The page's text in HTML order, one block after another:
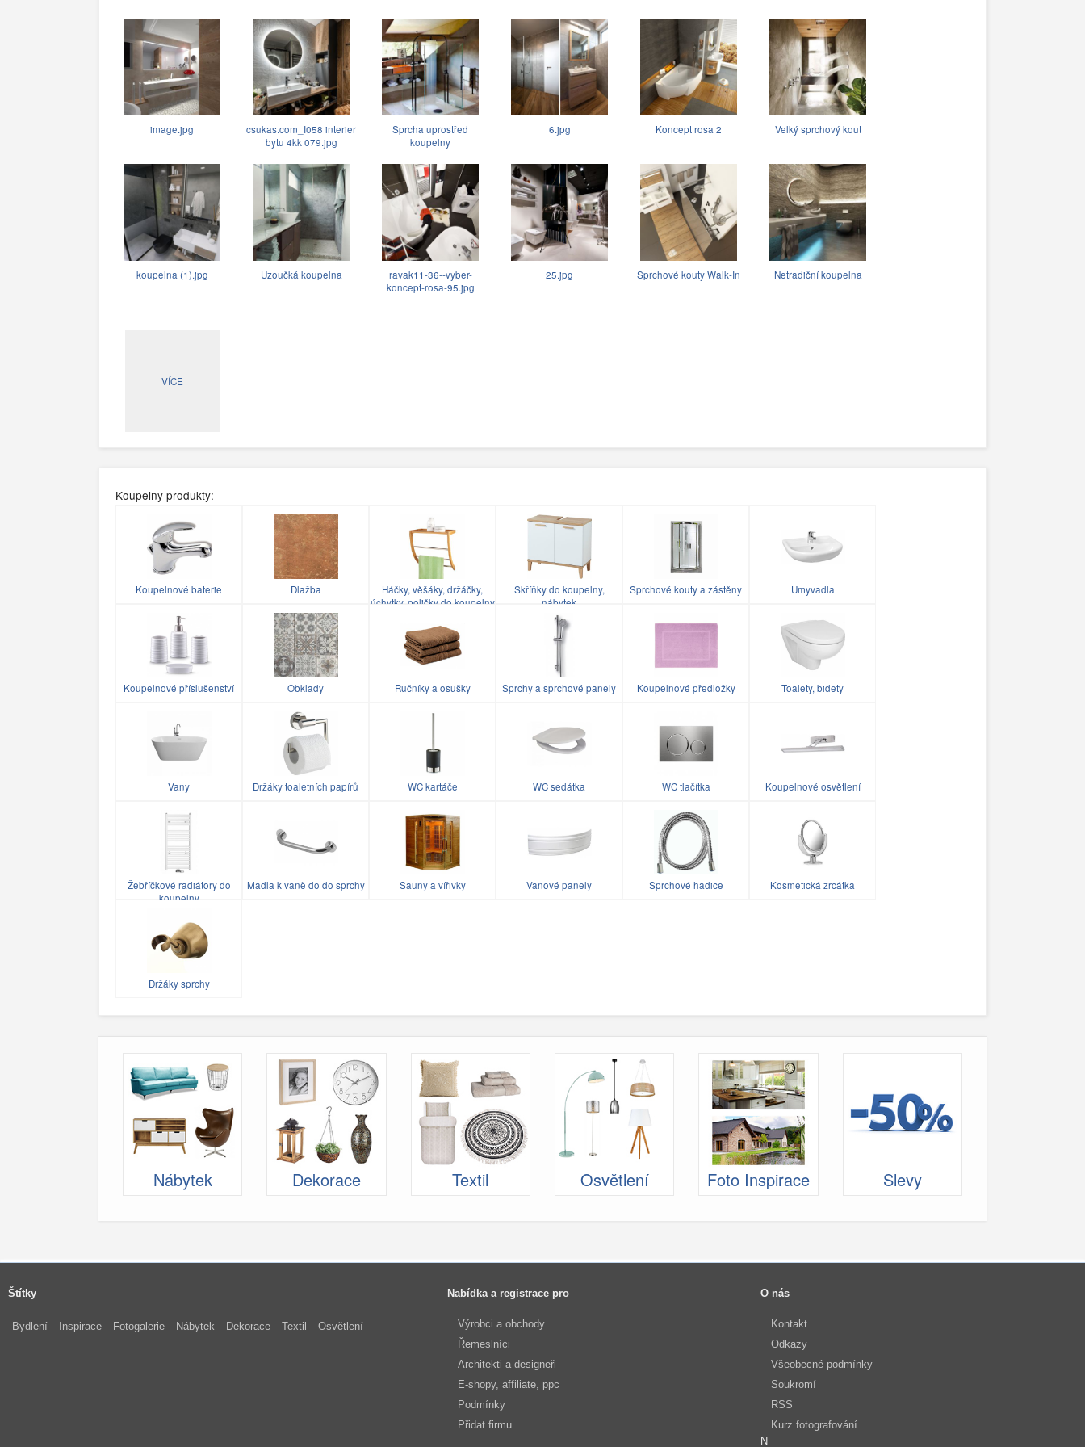
image.jpg
csukas.com_I058 interier
bytu 4kk 079.jpg
Sprcha uprostřed
koupelny
6.jpg Koncept rosa 2 Velký sprchový kout
koupelna (1).jpg Uzoučká koupelna
ravak11-36--vyber-
koncept-rosa-95.jpg
25.jpg Sprchové kouty Walk-In Netradiční koupelna
VÍCE
Koupelny produkty:
Koupelnové baterie Dlažba
Háčky, věšáky, držáčky,
úchytky, poličky do koupelny
Skříňky do koupelny,
nábytek
Sprchové kouty a zástěny Umyvadla
Koupelnové příslušenství Obklady Ručníky a osušky Sprchy a sprchové panely Koupelnové předložky Toalety, bidety
Vany Držáky toaletních papírů WC kartáče WC sedátka WC tlačítka Koupelnové osvětlení
Žebříčkové radiátory do
koupelny
Madla k vaně do do sprchy Sauny a vířivky Vanové panely Sprchové hadice Kosmetická zrcátka
Držáky sprchy
Nábytek Dekorace Textil Osvětlení Foto Inspirace Slevy
Štítky
Bydlení Inspirace Fotogalerie Nábytek Dekorace Textil Osvětlení
Nabídka a registrace pro
Výrobci a obchody
Řemeslníci
Architekti a designeři
E-shopy, affiliate, ppc
Podmínky
Přidat firmu
O nás
Kontakt
Odkazy
Všeobecné podmínky
Soukromí
RSS
Kurz fotografování
N